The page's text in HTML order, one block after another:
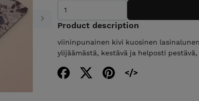
Next Product description
viininpunainen kivi kuosinen
ylijäämästä, kestävä ja helposti pestävä,